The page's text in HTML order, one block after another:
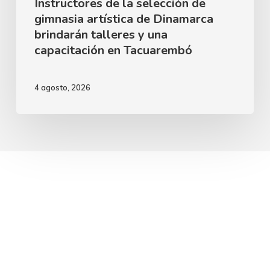
capacitación
Tacuarembó
Instructores de la selección de
gimnasia artística de Dinamarca
brindarán talleres y una
capacitación en Tacuarembó
4 agosto, 2026